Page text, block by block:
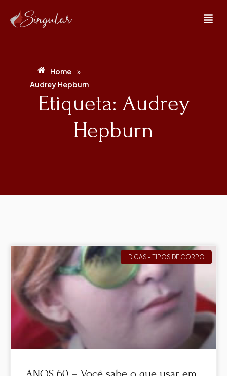
Home »
Audrey Hepburn
Etiqueta: Audrey
Hepburn
DICAS - TIPOS DE CORPO